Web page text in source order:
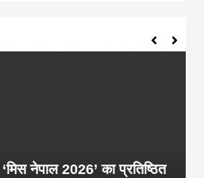
नेपाल 2026’ का प्रतिष्ठित